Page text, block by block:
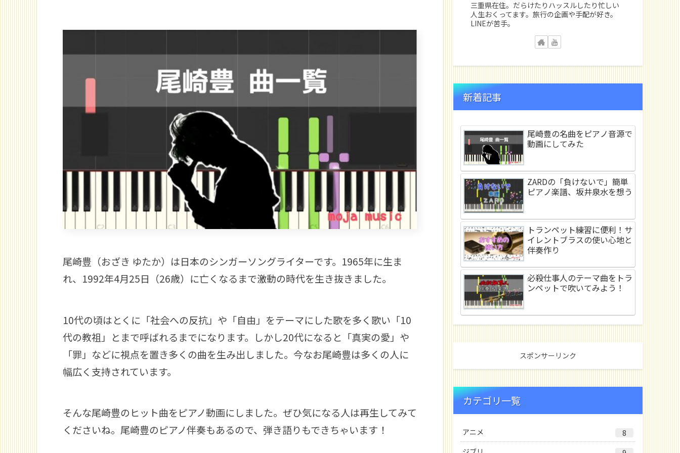
尾崎豊（おざき ゆたか）は日本のシンガーソングライターです。1965年に生ま
れ、1992年4月25日（26歳）に亡くなるまで激動の時代を生き抜きました。
10代の頃はとくに「社会への反抗」や「自由」をテーマにした歌を多く歌い「10
代の教祖」とまで呼ばれるまでになります。しかし20代になると「真実の愛」や
「罪」などに視点を置き多くの曲を生み出しました。今なお尾崎豊は多くの人に
幅広く支持されています。
そんな尾崎豊のヒット曲をピアノ動画にしました。ぜひ気になる人は再生してみて
くださいね。尾崎豊のピアノ伴奏もあるので、弾き語りもできちゃいます！
三重県在住。だらけたりハッスルしたり忙しい
人生おくってます。旅行の企画や手配が好き。
LINEが苦手。
新着記事
尾崎豊の名曲をピアノ音源で
動画にしてみた
ZARDの「負けないで」簡単
ピアノ楽譜、坂井泉水を想う
トランペット練習に便利！サ
イレントブラスの使い心地と
伴奏作り
必殺仕事人のテーマ曲をトラ
ンペットで吹いてみよう！
スポンサーリンク
カテゴリ一覧
アニメ
8